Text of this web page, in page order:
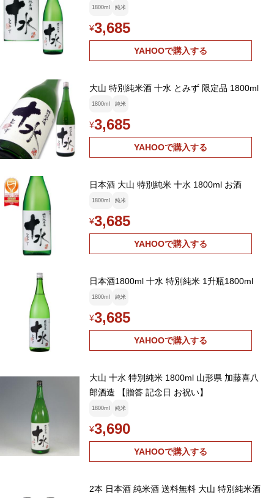
1800ml 純米
¥3,685
YAHOOで購入する
大山 特別純米酒 十水 とみず 限定品 1800ml
1800ml 純米
¥3,685
YAHOOで購入する
日本酒 大山 特別純米 十水 1800ml お酒
1800ml 純米
¥3,685
YAHOOで購入する
日本酒1800ml 十水 特別純米 1升瓶1800ml
1800ml 純米
¥3,685
YAHOOで購入する
大山 十水 特別純米 1800ml 山形県 加藤喜八
郎酒造 【贈答 記念日 お祝い】
1800ml 純米
¥3,690
YAHOOで購入する
2本 日本酒 純米酒 送料無料 大山 特別純米酒